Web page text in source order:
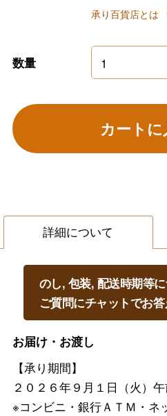
承り百貨店とは
数量
カートに
詳細について
のし, 包装, 配送時期等
ご質問にチャットでお答
お届け・お渡し
【承り期間】
２０２６年９月１日（火）
※コンビニ・銀行ＡＴＭ・ネ